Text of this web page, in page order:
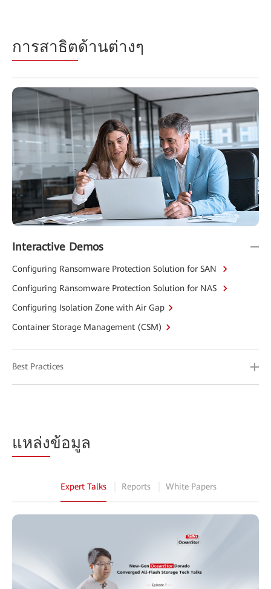
การสาธิตด้านต่างๆ
Interactive Demos
Configuring Ransomware Protection Solution for SAN
Configuring Ransomware Protection Solution for NAS
Configuring Isolation Zone with Air Gap
Container Storage Management (CSM)
Best Practices
แหล่งข้อมูล
Expert Talks Reports White Papers